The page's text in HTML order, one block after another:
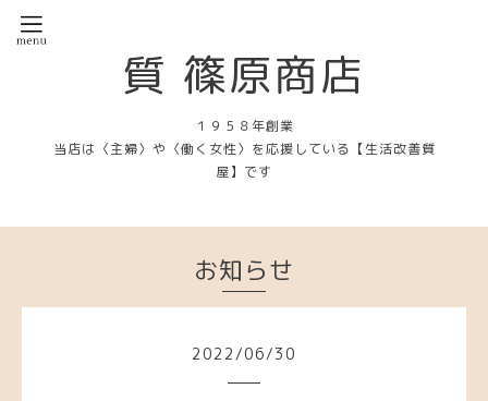
質 篠原商店
１９５８年創業
当店は〈主婦〉や〈働く女性〉を応援している【生活改善質
屋】です
お知らせ
2022/06/30